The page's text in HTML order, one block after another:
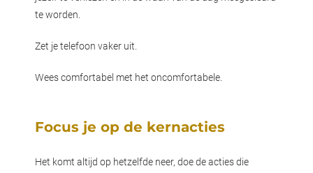
te worden.
Zet je telefoon vaker uit.
Wees comfortabel met het oncomfortabele.
Focus je op de kernacties
Het komt altijd op hetzelfde neer, doe de acties die